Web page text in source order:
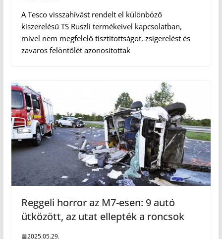
A Tesco visszahívást rendelt el különböző
kiszerelésű TS Ruszli termékeivel kapcsolatban,
mivel nem megfelelő tisztítottságot, zsigerelést és
zavaros felöntőlét azonosítottak
Reggeli horror az M7-esen: 9 autó
ütközött, az utat ellepték a roncsok
2025.05.29.